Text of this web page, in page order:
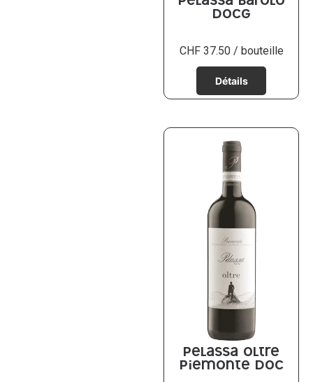
Pelassa Barolo
DOCG
CHF37.50 / bouteille
Pelassa oltre
Piemonte DOC